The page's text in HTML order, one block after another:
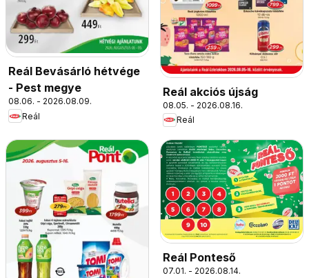
Reál Bevásárló hétvége
- Pest megye
08.06. - 2026.08.09.
Reál
Reál akciós újság
08.05. - 2026.08.16.
Reál
Reál Ponteső
07.01. - 2026.08.14.